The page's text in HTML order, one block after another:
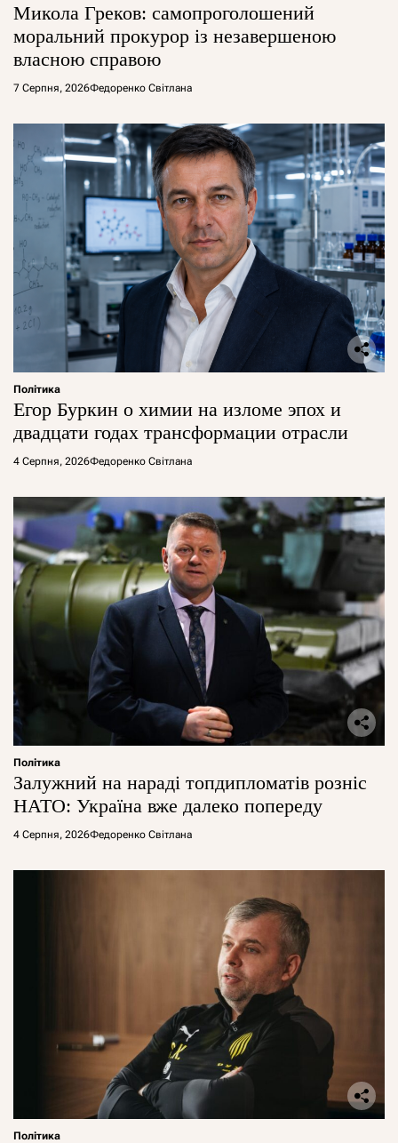
Микола Греков: самопроголошений
моральний прокурор із незавершеною
власною справою
7 Серпня, 2026Федоренко Світлана
Політика
Егор Буркин о химии на изломе эпох и
двадцати годах трансформации отрасли
4 Серпня, 2026Федоренко Світлана
Політика
Залужний на нараді топдипломатів розніс
НАТО: Україна вже далеко попереду
4 Серпня, 2026Федоренко Світлана
Політика